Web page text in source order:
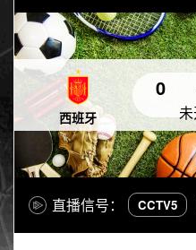
西班牙
0
直播信号： CCTV5